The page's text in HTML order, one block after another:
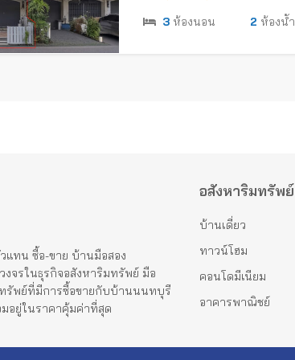
3 ห้องนอน 2 ห้องน้ำ
ทน ซื้อ-ขาย บ้านมือสอง
จรในธุรกิจอสังหาริมทรัพย์ มือ
รัพย์ที่มีการซื้อขายกับบ้านนนทบุรี
อยู่ในราคาคุ้มค่าที่สุด
อสังหาริมทรัพย์
บ้านเดี่ยว
ทาวน์โฮม
คอนโดมีเนียม
อาคารพาณิชย์